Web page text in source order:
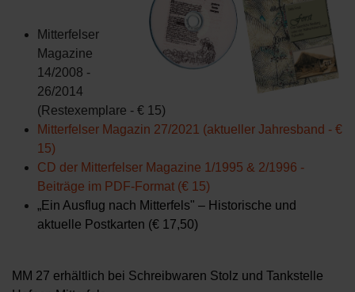
Mitterfelser
Magazine
14/2008 -
26/2014
(Restexemplare - € 15)
Mitterfelser Magazin 27/2021 (aktueller Jahresband - €
15)
CD der Mitterfelser Magazine 1/1995 & 2/1996 -
Beiträge im PDF-Format (€ 15)
„Ein Ausflug nach Mitterfels" – Historische und
aktuelle Postkarten (€ 17,50)
MM 27 erhältlich bei Schreibwaren Stolz und Tankstelle